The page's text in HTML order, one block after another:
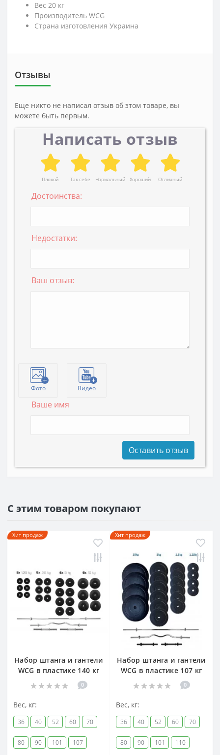
Вес 20 кг
Производитель WCG
Страна изготовления Украина
Отзывы
Еще никто не написал отзыв об этом товаре, вы
можете быть первым.
Написать отзыв
Плохой Так себе Нормальный Хороший Отличный
Достоинства:
Недостатки:
Ваш отзыв:
Фото Видео
Ваше имя
Оставить отзыв
С этим товаром покупают
Хит продаж
Набор штанга и гантели
WCG в пластике 140 кг
0
Вес, кг:
36 40 52 60 70
80 90 101 107
Хит продаж
Набор штанга и гантели
WCG в пластике 107 кг
0
Вес, кг:
36 40 52 60 70
80 90 101 110